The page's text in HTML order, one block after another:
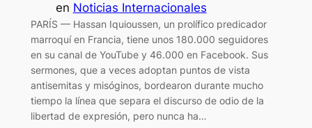
en Noticias Internacionales
PARÍS — Hassan Iquioussen, un prolífico predicador
marroquí en Francia, tiene unos 180.000 seguidores
en su canal de YouTube y 46.000 en Facebook. Sus
sermones, que a veces adoptan puntos de vista
antisemitas y misóginos, bordearon durante mucho
tiempo la línea que separa el discurso de odio de la
libertad de expresión, pero nunca ha…